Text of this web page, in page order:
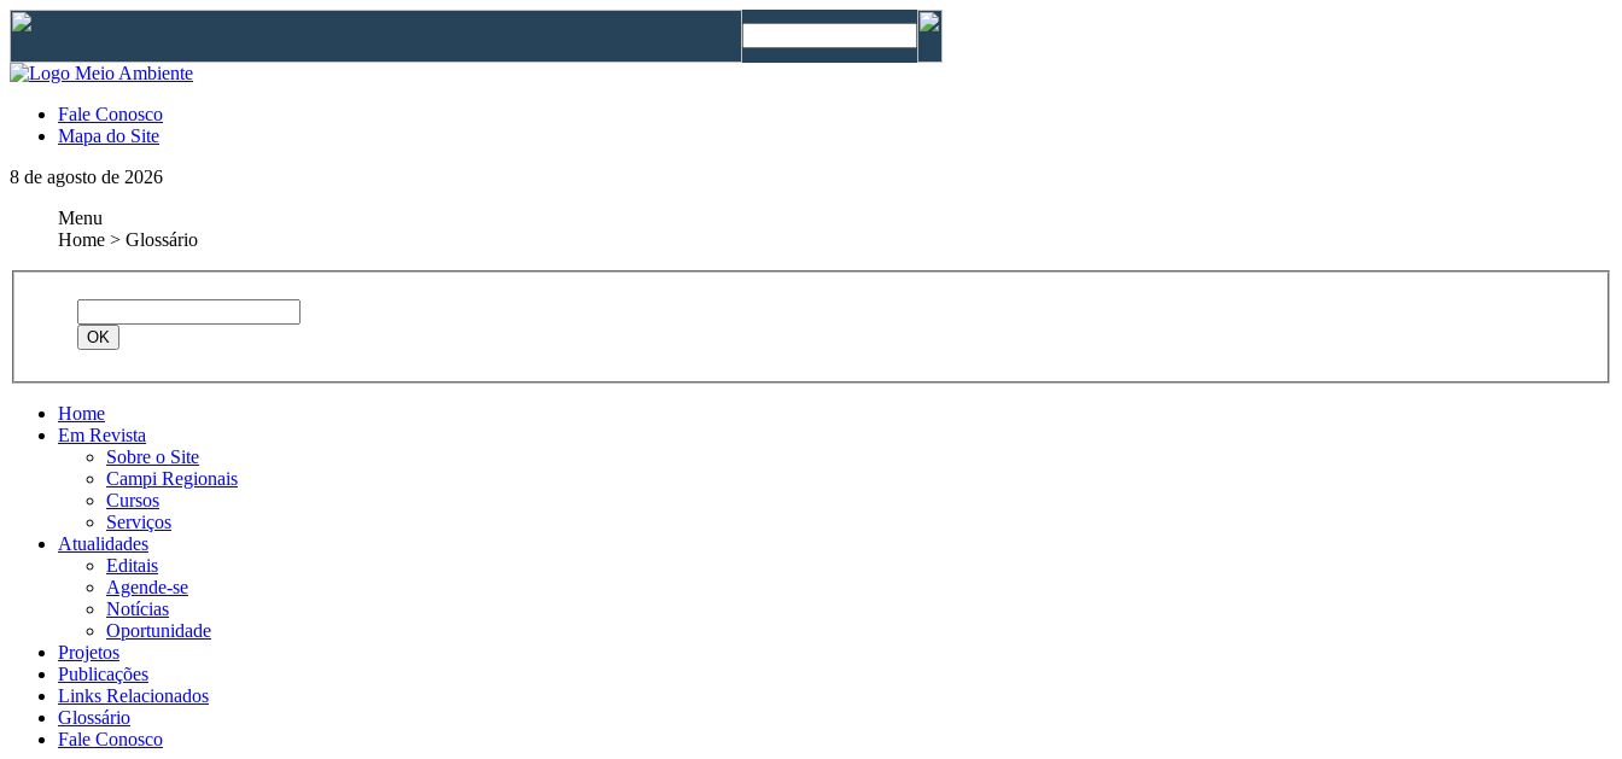
Fale Conosco
Mapa do Site
8 de agosto de 2026
Menu
Home > Glossário
Home
Em Revista
Sobre o Site
Campi Regionais
Cursos
Serviços
Atualidades
Editais
Agende-se
Notícias
Oportunidade
Projetos
Publicações
Links Relacionados
Glossário
Fale Conosco